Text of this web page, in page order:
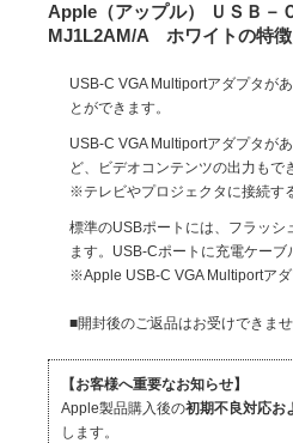
Apple（アップル） ＵＳＢ
MJ1L2AM/A ホワイトの特徴
USB-C VGA Multiportアダプタが
とができます。
USB-C VGA Multiportアダプタが
ど、ビデオコンテンツの出力もで
※テレビやプロジェクタに接続す
標準のUSBポートには、フラッ
ます。USB-Cポートに充電ケーブ
※Apple USB-C VGA Multiportア
■開封後のご返品はお受けできま
【お客様へ重要なお知らせ】
Apple製品購入後の初期不良対応お
します。